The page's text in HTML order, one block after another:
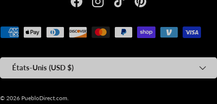
FacebookInstagramTikTokPinterest
Moyens de paiement acceptés
Pays
États-Unis (USD $)
© 2026 PuebloDirect.com.